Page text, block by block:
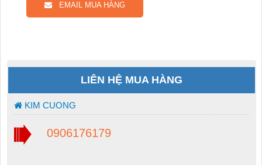
EMAIL MUA HÀNG
LIÊN HỆ MUA HÀNG
KIM CUONG
0906176179